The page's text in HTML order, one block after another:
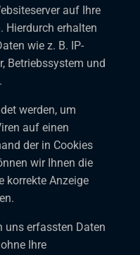
auf Ihre
Hierdurch erhalten
wie z. B. IP-
Betriebssystem und
werden, um
auf einen
der in Cookies
wir Ihnen die
korrekte Anzeige
uns erfassten Daten
Ihre